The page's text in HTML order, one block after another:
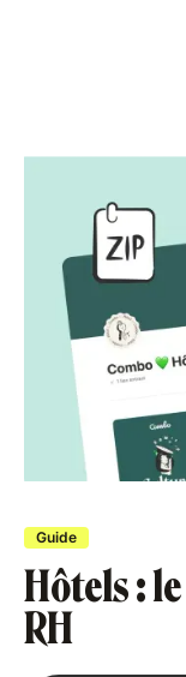
Guide
Hôtels :
RH